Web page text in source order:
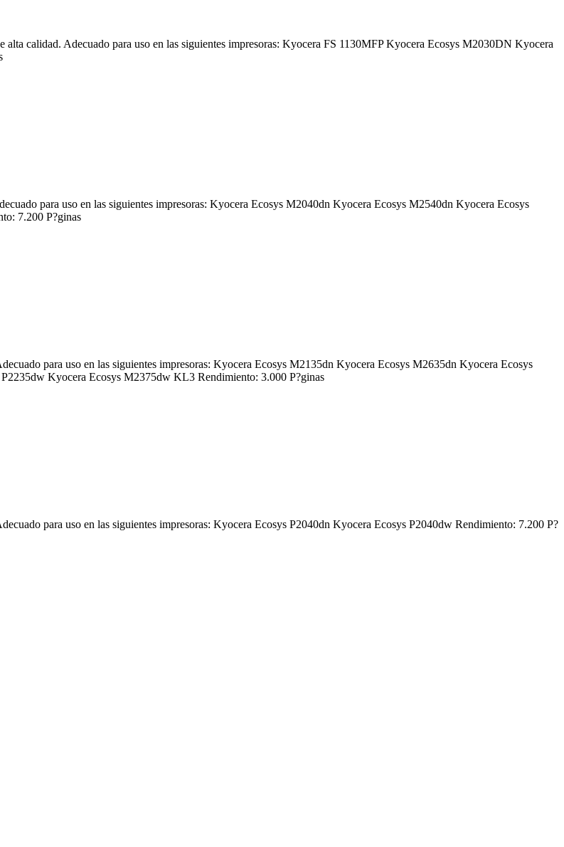
calidad. Adecuado para uso en las siguientes impresoras: Kyocera FS 1130MFP Kyocera Ecosys M2030DN Kyocera
para uso en las siguientes impresoras: Kyocera Ecosys M2040dn Kyocera Ecosys M2540dn Kyocera Ecosys
7.200 P?ginas
para uso en las siguientes impresoras: Kyocera Ecosys M2135dn Kyocera Ecosys M2635dn Kyocera Ecosys
Kyocera Ecosys M2375dw KL3 Rendimiento: 3.000 P?ginas
para uso en las siguientes impresoras: Kyocera Ecosys P2040dn Kyocera Ecosys P2040dw Rendimiento: 7.200 P?